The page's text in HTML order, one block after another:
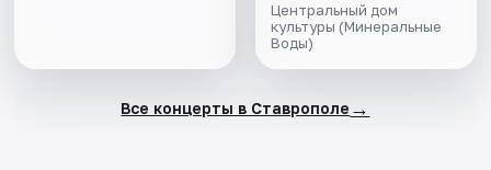
Центральный дом
культуры (Минеральные
Воды)
Все концерты в Ставрополе →